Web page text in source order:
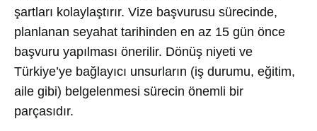
şartları kolaylaştırır. Vize başvurusu sürecinde,
planlanan seyahat tarihinden en az 15 gün önce
başvuru yapılması önerilir. Dönüş niyeti ve
Türkiye’ye bağlayıcı unsurların (iş durumu, eğitim,
aile gibi) belgelenmesi sürecin önemli bir
parçasıdır.